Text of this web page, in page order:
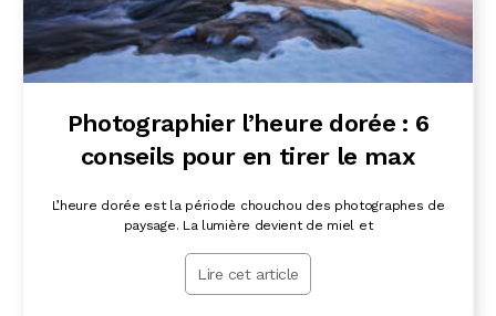
Photographier l’heure dorée : 6
conseils pour en tirer le max
L’heure dorée est la période chouchou des photographes de
paysage. La lumière devient de miel et
Lire cet article